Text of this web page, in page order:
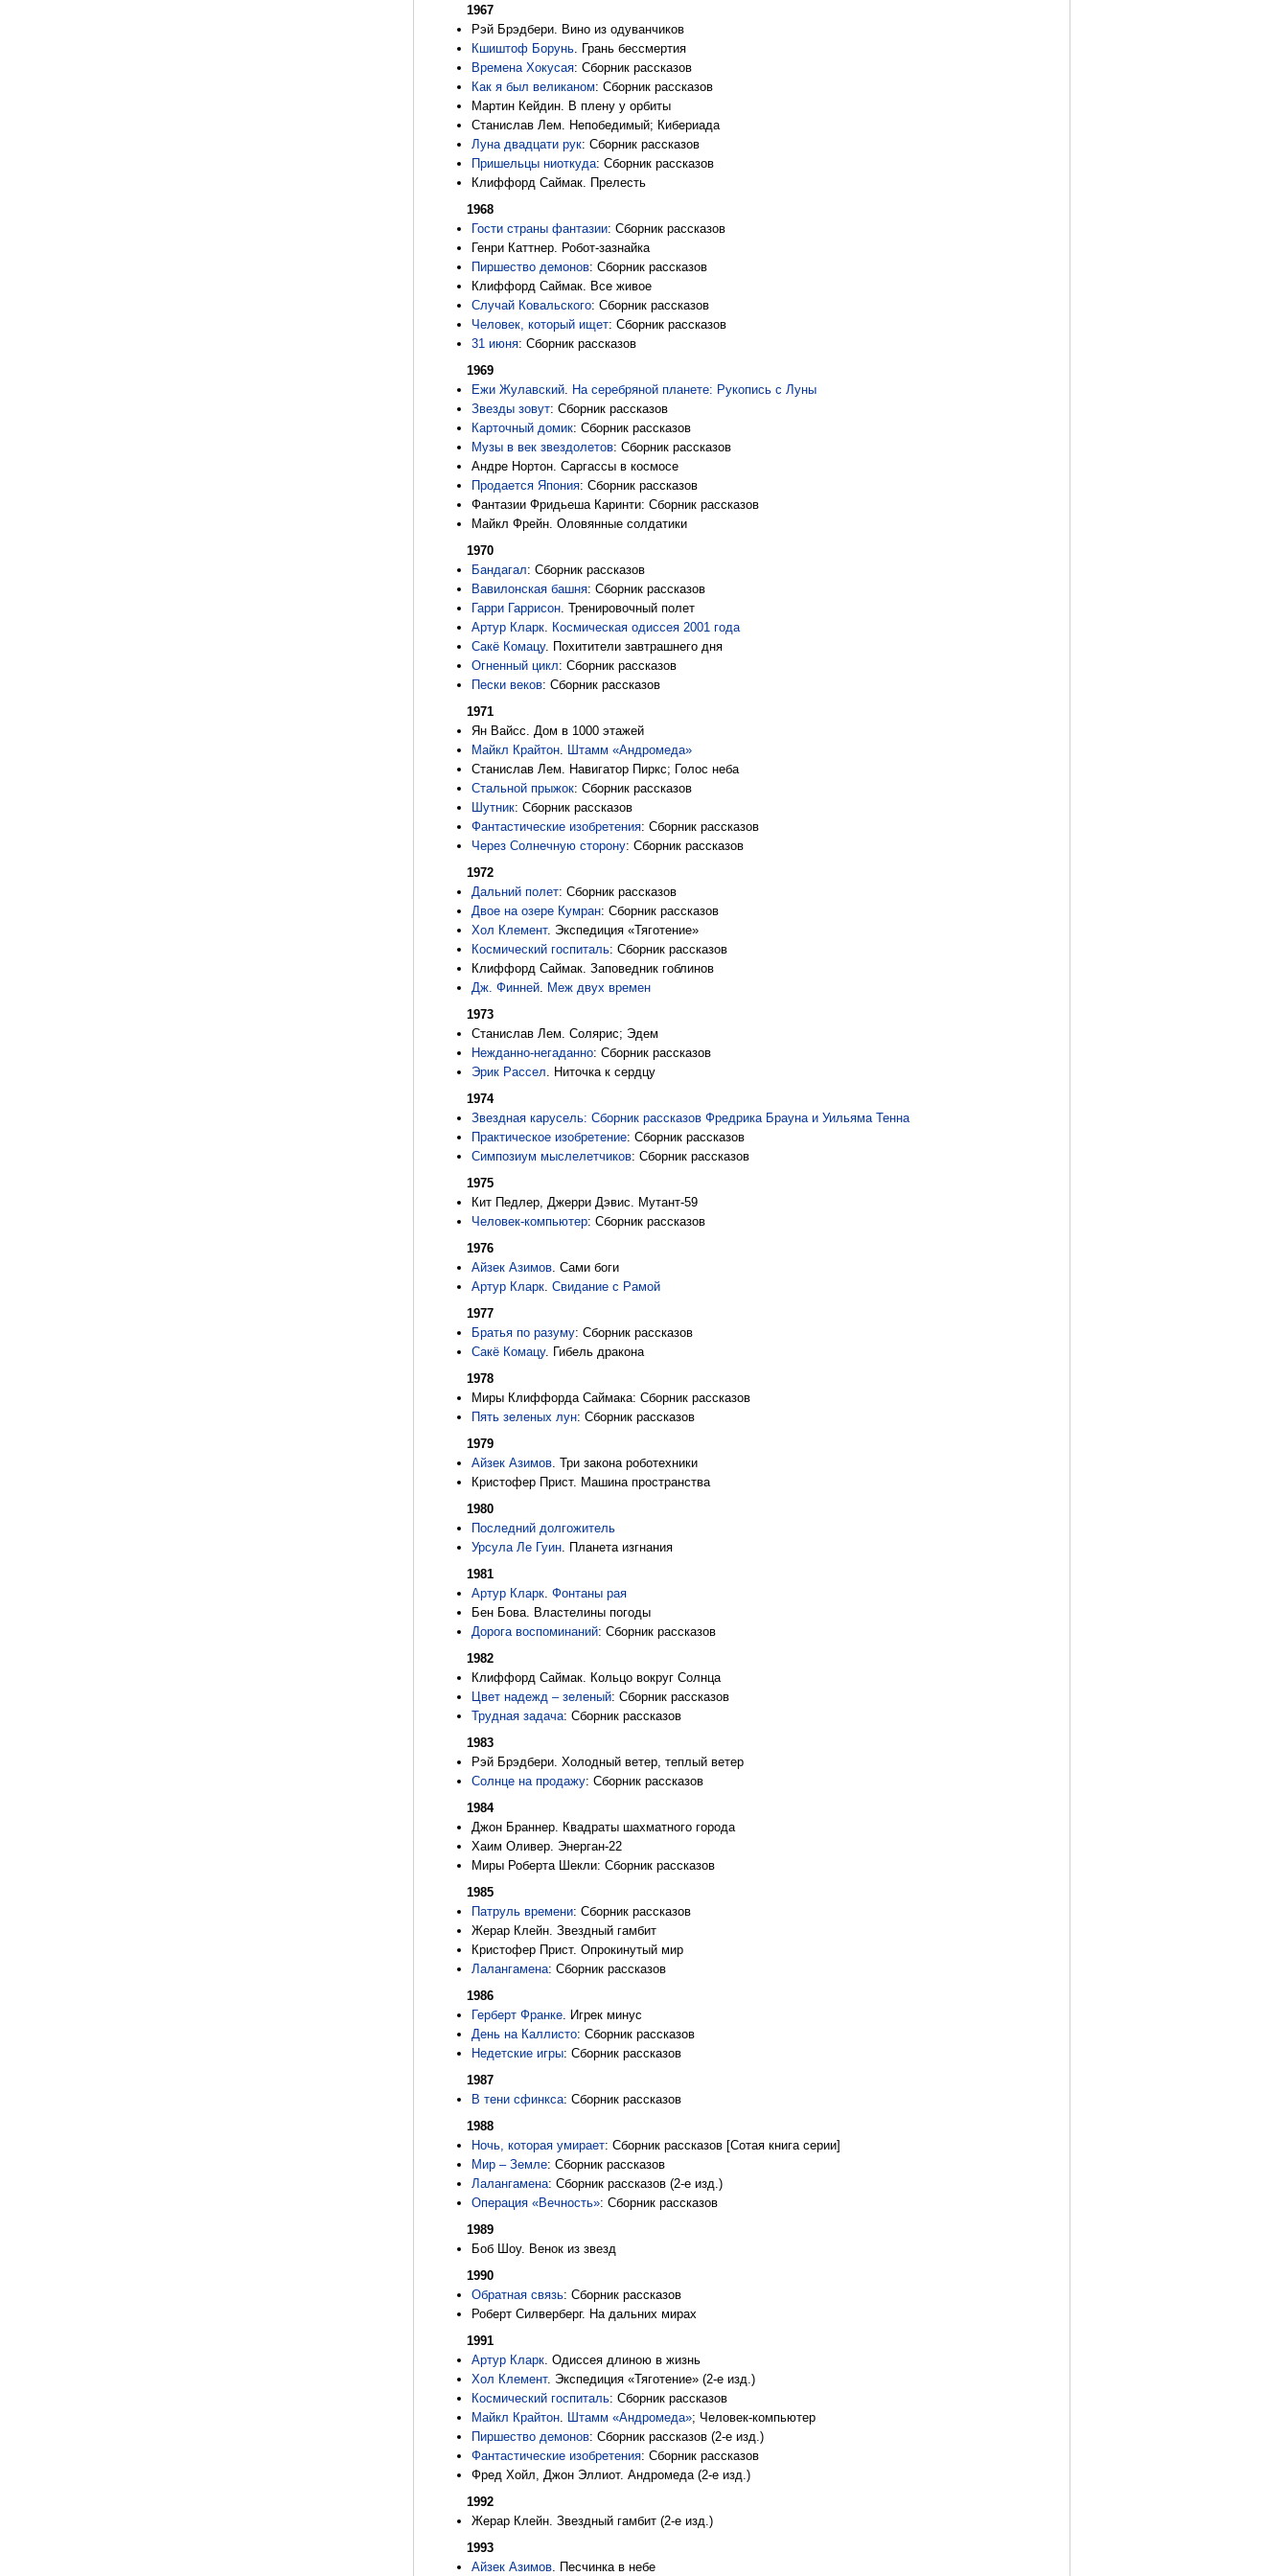
1967
Рэй Брэдбери. Вино из одуванчиков
Кшиштоф Борунь. Грань бессмертия
Времена Хокусая: Сборник рассказов
Как я был великаном: Сборник рассказов
Мартин Кейдин. В плену у орбиты
Станислав Лем. Непобедимый; Кибериада
Луна двадцати рук: Сборник рассказов
Пришельцы ниоткуда: Сборник рассказов
Клиффорд Саймак. Прелесть
1968
Гости страны фантазии: Сборник рассказов
Генри Каттнер. Робот-зазнайка
Пиршество демонов: Сборник рассказов
Клиффорд Саймак. Все живое
Случай Ковальского: Сборник рассказов
Человек, который ищет: Сборник рассказов
31 июня: Сборник рассказов
1969
Ежи Жулавский. На серебряной планете: Рукопись с Луны
Звезды зовут: Сборник рассказов
Карточный домик: Сборник рассказов
Музы в век звездолетов: Сборник рассказов
Андре Нортон. Саргассы в космосе
Продается Япония: Сборник рассказов
Фантазии Фридьеша Каринти: Сборник рассказов
Майкл Фрейн. Оловянные солдатики
1970
Бандагал: Сборник рассказов
Вавилонская башня: Сборник рассказов
Гарри Гаррисон. Тренировочный полет
Артур Кларк. Космическая одиссея 2001 года
Сакё Комацу. Похитители завтрашнего дня
Огненный цикл: Сборник рассказов
Пески веков: Сборник рассказов
1971
Ян Вайсс. Дом в 1000 этажей
Майкл Крайтон. Штамм «Андромеда»
Станислав Лем. Навигатор Пиркс; Голос неба
Стальной прыжок: Сборник рассказов
Шутник: Сборник рассказов
Фантастические изобретения: Сборник рассказов
Через Солнечную сторону: Сборник рассказов
1972
Дальний полет: Сборник рассказов
Двое на озере Кумран: Сборник рассказов
Хол Клемент. Экспедиция «Тяготение»
Космический госпиталь: Сборник рассказов
Клиффорд Саймак. Заповедник гоблинов
Дж. Финней. Меж двух времен
1973
Станислав Лем. Солярис; Эдем
Нежданно-негаданно: Сборник рассказов
Эрик Рассел. Ниточка к сердцу
1974
Звездная карусель: Сборник рассказов Фредрика Брауна и Уильяма Тенна
Практическое изобретение: Сборник рассказов
Симпозиум мыслелетчиков: Сборник рассказов
1975
Кит Педлер, Джерри Дэвис. Мутант-59
Человек-компьютер: Сборник рассказов
1976
Айзек Азимов. Сами боги
Артур Кларк. Свидание с Рамой
1977
Братья по разуму: Сборник рассказов
Сакё Комацу. Гибель дракона
1978
Миры Клиффорда Саймака: Сборник рассказов
Пять зеленых лун: Сборник рассказов
1979
Айзек Азимов. Три закона роботехники
Кристофер Прист. Машина пространства
1980
Последний долгожитель
Урсула Ле Гуин. Планета изгнания
1981
Артур Кларк. Фонтаны рая
Бен Бова. Властелины погоды
Дорога воспоминаний: Сборник рассказов
1982
Клиффорд Саймак. Кольцо вокруг Солнца
Цвет надежд – зеленый: Сборник рассказов
Трудная задача: Сборник рассказов
1983
Рэй Брэдбери. Холодный ветер, теплый ветер
Солнце на продажу: Сборник рассказов
1984
Джон Браннер. Квадраты шахматного города
Хаим Оливер. Энерган-22
Миры Роберта Шекли: Сборник рассказов
1985
Патруль времени: Сборник рассказов
Жерар Клейн. Звездный гамбит
Кристофер Прист. Опрокинутый мир
Лалангамена: Сборник рассказов
1986
Герберт Франке. Игрек минус
День на Каллисто: Сборник рассказов
Недетские игры: Сборник рассказов
1987
В тени сфинкса: Сборник рассказов
1988
Ночь, которая умирает: Сборник рассказов [Сотая книга серии]
Мир – Земле: Сборник рассказов
Лалангамена: Сборник рассказов (2-е изд.)
Операция «Вечность»: Сборник рассказов
1989
Боб Шоу. Венок из звезд
1990
Обратная связь: Сборник рассказов
Роберт Силверберг. На дальних мирах
1991
Артур Кларк. Одиссея длиною в жизнь
Хол Клемент. Экспедиция «Тяготение» (2-е изд.)
Космический госпиталь: Сборник рассказов
Майкл Крайтон. Штамм «Андромеда»; Человек-компьютер
Пиршество демонов: Сборник рассказов (2-е изд.)
Фантастические изобретения: Сборник рассказов
Фред Хойл, Джон Эллиот. Андромеда (2-е изд.)
1992
Жерар Клейн. Звездный гамбит (2-е изд.)
1993
Айзек Азимов. Песчинка в небе